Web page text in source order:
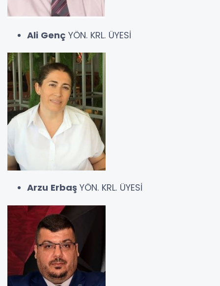
Ali Genç YÖN. KRL. ÜYESİ
Arzu Erbaş YÖN. KRL. ÜYESİ